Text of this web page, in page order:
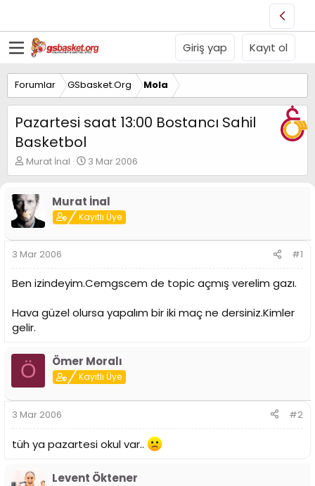
Giriş yap Kayıt ol
Forumlar GSbasket.Org Mola
Pazartesi saat 13:00 Bostancı Sahil
Basketbol
K
o
u
y
u
B
a
ş
a
a
n
Murat İnal
B
a
a
n
g
a
i
3 Mar 2006
Murat İnal
Kayıtlı Üye
3 Mar 2006 #1
Ben izindeyim.Cemgscem de topic açmış verelim gazı.
Hava güzel olursa yapalım bir iki maç ne dersiniz.Kimler
gelir.
Ö Ömer Moralı
Kayıtlı Üye
3 Mar 2006 #2
tüh ya pazartesi okul var..
Levent Öktener